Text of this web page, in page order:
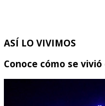
ASÍ LO VIVIMOS
Conoce cómo se